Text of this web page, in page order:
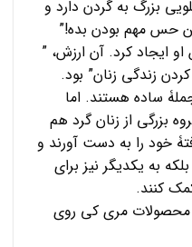
بزرگ به گردن دارد و
حس مهم بودن بده!”
ایجاد کرد. آن ارزش، ”
زندگی زنان” بود.
ساده هستند. اما
بزرگی از زنان گرد هم
خود را به دست آورند و
به یکدیگر نیز برای
کنند.
محصولات مری کی روی